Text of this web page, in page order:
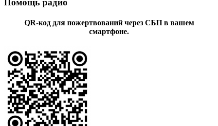
Помощь радио
QR-код для пожертвований через СБП в вашем
смартфоне.